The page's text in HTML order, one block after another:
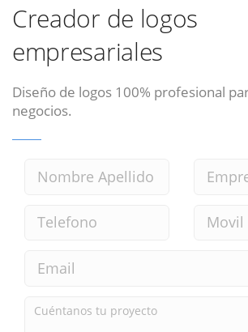
Creador de logos
empresariales
Diseño de logos 100% profesional
negocios.